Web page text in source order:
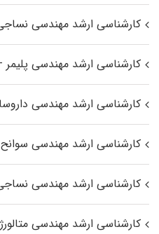
کارشناسی ارشد مهندسی
کارشناسی ارشد مهندسی
کارشناسی ارشد مهندسی
کارشناسی ارشد مهندسی
کارشناسی ارشد مهندسی
کارشناسی ارشد مهندسی